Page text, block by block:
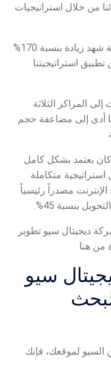
من خلال استراتيجيات
أحد عملائنا في قطاع التجارة الإلكترونية شهد زيادة بنسبة 170%
استراتيجيتنا
المراكز الثلاثة
أدى إلى مضاعفة حجم
يعتمد بشكل كامل
متكاملة
مصدراً رئيسياً
بنسبة 45%.
ديجيتال سيو تطوير
من هنا
سيو
السيو لموقعك، فإنك